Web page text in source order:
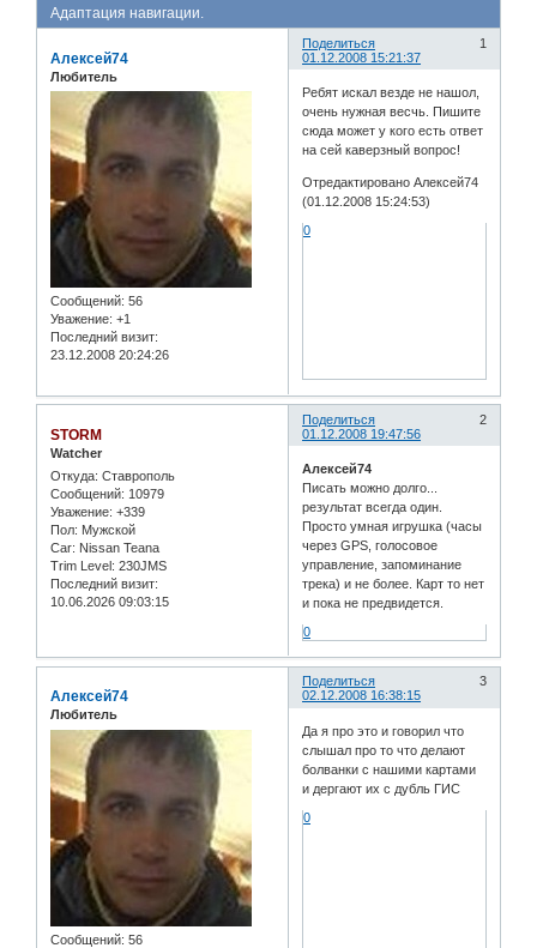
Адаптация навигации.
Поделиться
1
01.12.2008 15:21:37
Алексей74
Любитель
Сообщений: 56
Уважение: +1
Последний визит:
23.12.2008 20:24:26
Ребят искал везде не нашол,
очень нужная весчь. Пишите
сюда может у кого есть ответ
на сей каверзный вопрос!
Отредактировано Алексей74
(01.12.2008 15:24:53)
0
Поделиться
2
01.12.2008 19:47:56
STORM
Watcher
Откуда: Ставрополь
Сообщений: 10979
Уважение: +339
Пол: Мужской
Car: Nissan Teana
Trim Level: 230JMS
Последний визит:
10.06.2026 09:03:15
Алексей74
Писать можно долго...
результат всегда один.
Просто умная игрушка (часы
через GPS, голосовое
управление, запоминание
трека) и не более. Карт то нет
и пока не предвидется.
0
Поделиться
3
02.12.2008 16:38:15
Алексей74
Любитель
Сообщений: 56
Да я про это и говорил что
слышал про то что делают
болванки с нашими картами
и дергают их с дубль ГИС
0